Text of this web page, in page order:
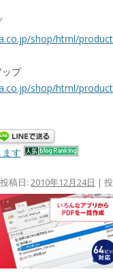
shop/html/
プ
shop/html/
す
稿日: 2010年12月24日 |